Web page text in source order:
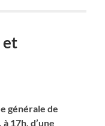
et
générale de
17h, d’une